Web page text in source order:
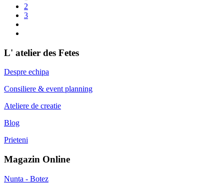
2
3
L' atelier des Fetes
Despre echipa
Consiliere & event planning
Ateliere de creatie
Blog
Prieteni
Magazin Online
Nunta - Botez